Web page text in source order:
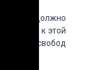
и должно
к этой
прав и свобод